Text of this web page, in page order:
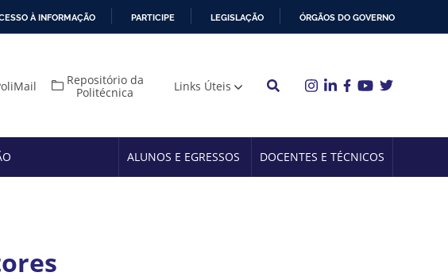
À INFORMAÇÃO PARTICIPE LEGISLAÇÃO ÓRGÃOS DO GOVERNO
Repositório da
Politécnica
Links Úteis
ALUNOS E EGRESSOS DOCENTES E TÉCNICOS